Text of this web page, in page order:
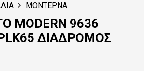
ΜΟΝΤΕΡΝΑ
MODERN 9636
ΔΙΑΔΡΟΜΟΣ